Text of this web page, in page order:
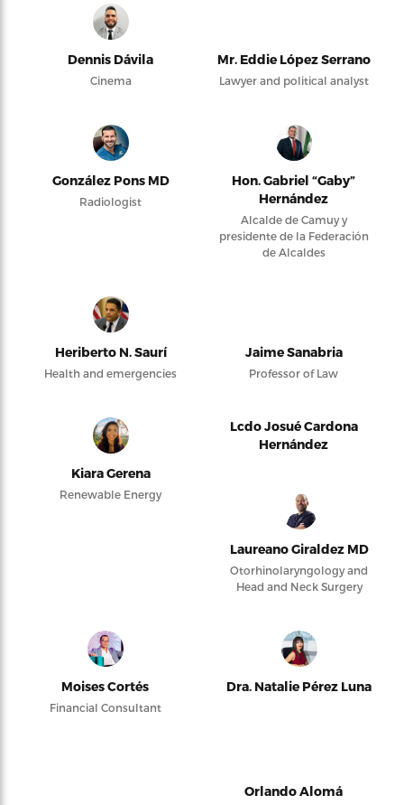
Dennis Dávila
Cinema
Mr. Eddie López Serrano
Lawyer and political analyst
González Pons MD
Radiologist
Hon. Gabriel “Gaby”
Hernández
Alcalde de Camuy y
presidente de la Federación
de Alcaldes
Heriberto N. Saurí
Health and emergencies
Jaime Sanabria
Professor of Law
Kiara Gerena
Renewable Energy
Lcdo Josué Cardona
Hernández
Laureano Giraldez MD
Otorhinolaryngology and
Head and Neck Surgery
Moises Cortés
Financial Consultant
Dra. Natalie Pérez Luna
Orlando Alomá